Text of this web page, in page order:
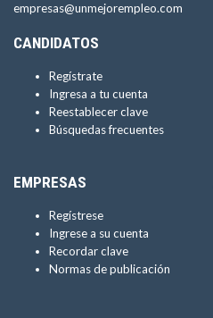
empresas@unmejorempleo.com
CANDIDATOS
Regístrate
Ingresa a tu cuenta
Reestablecer clave
Búsquedas frecuentes
EMPRESAS
Regístrese
Ingrese a su cuenta
Recordar clave
Normas de publicación